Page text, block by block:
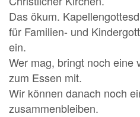
Das ökum.
für Familien- und
ein.
Wer mag, bringt noch eine
zum Essen mit.
Wir können danach noch
zusammenbleiben.